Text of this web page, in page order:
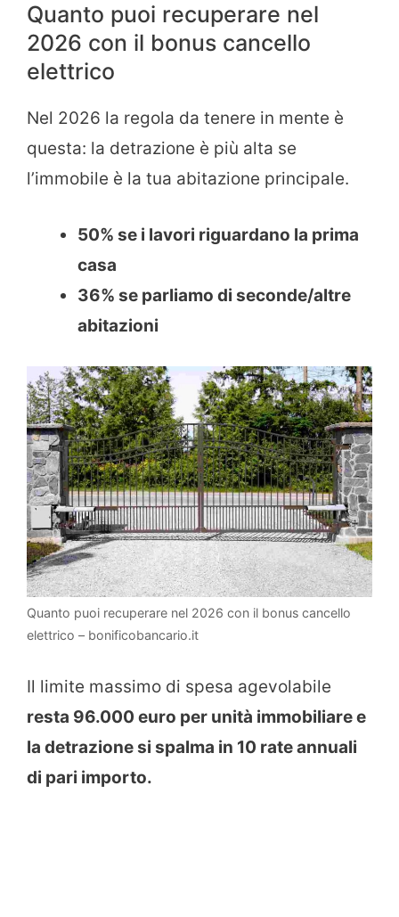
Quanto puoi recuperare nel
2026 con il bonus cancello
elettrico
Nel 2026 la regola da tenere in mente è
questa: la detrazione è più alta se
l’immobile è la tua abitazione principale.
50% se i lavori riguardano la prima
casa
36% se parliamo di seconde/altre
abitazioni
Quanto puoi recuperare nel 2026 con il bonus cancello
elettrico – bonificobancario.it
Il limite massimo di spesa agevolabile
resta 96.000 euro per unità immobiliare e
la detrazione si spalma in 10 rate annuali
di pari importo.